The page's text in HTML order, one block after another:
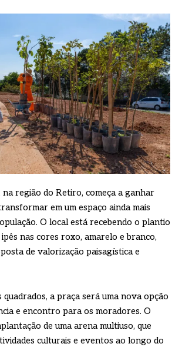
na região do Retiro, começa a ganhar
em um espaço ainda mais
O local está recebendo o plantio
nas cores roxo, amarelo e branco,
de valorização paisagística e
a praça será uma nova opção
e encontro para os moradores. O
de uma arena multiuso, que
culturais e eventos ao longo do